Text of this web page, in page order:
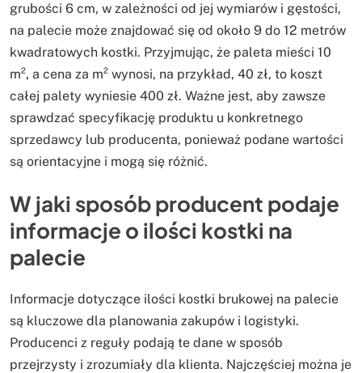
grubości 6 cm, w zależności od jej wymiarów i gęstości,
na palecie może znajdować się od około 9 do 12 metrów
kwadratowych kostki. Przyjmując, że paleta mieści 10
m², a cena za m² wynosi, na przykład, 40 zł, to koszt
całej palety wyniesie 400 zł. Ważne jest, aby zawsze
sprawdzać specyfikację produktu u konkretnego
sprzedawcy lub producenta, ponieważ podane wartości
są orientacyjne i mogą się różnić.
W jaki sposób producent podaje
informacje o ilości kostki na
palecie
Informacje dotyczące ilości kostki brukowej na palecie
są kluczowe dla planowania zakupów i logistyki.
Producenci z reguły podają te dane w sposób
przejrzysty i zrozumiały dla klienta. Najczęściej można je